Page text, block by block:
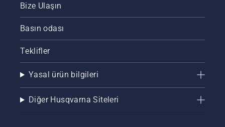
Bize Ulaşın
Basın odası
Teklifler
Yasal ürün bilgileri
Diğer Husqvarna Siteleri